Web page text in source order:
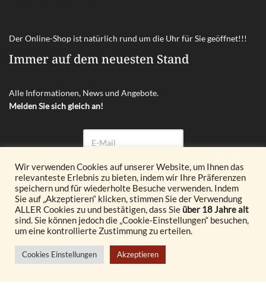
Der Online-Shop ist natürlich rund um die Uhr für Sie geöffnet!!!
Immer auf dem neuesten Stand
Alle Informationen, News und Angebote.
Melden Sie sich gleich an!
Abonnieren
© 2026 Glöckl OG. All Rights Reserved.
Realisiert durch
Wir verwenden Cookies auf unserer Website, um Ihnen das
relevanteste Erlebnis zu bieten, indem wir Ihre Präferenzen
speichern und für wiederholte Besuche verwenden. Indem
Sie auf „Akzeptieren“ klicken, stimmen Sie der Verwendung
ALLER Cookies zu und bestätigen, dass Sie über 18 Jahre alt
sind. Sie können jedoch die „Cookie-Einstellungen“ besuchen,
um eine kontrollierte Zustimmung zu erteilen.
Cookies Einstellungen Akzeptieren